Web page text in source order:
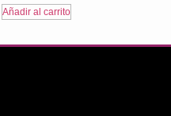
Añadir al carrito